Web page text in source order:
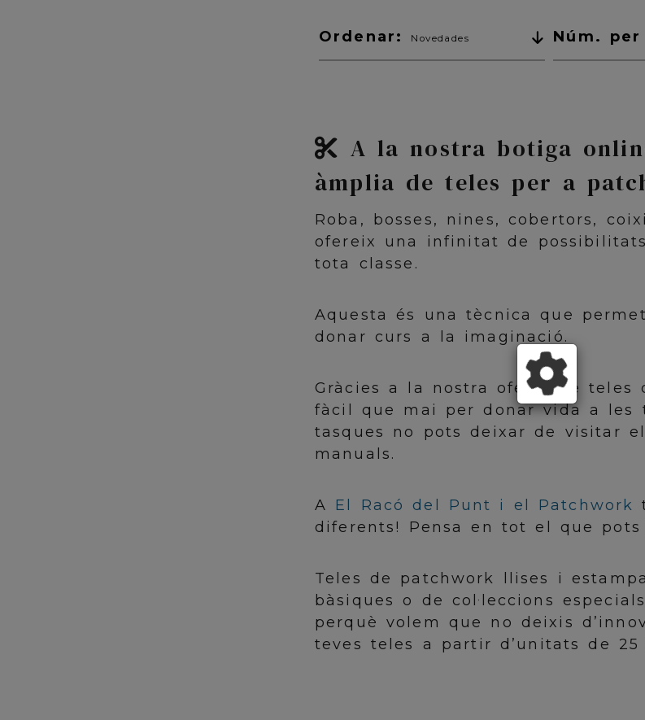
Ordenar: Novedades Núm.
A la nostra botiga
àmplia de teles per a
Roba, bosses, nines, cobertors,
ofereix una infinitat de
tota classe.
Aquesta és una tècnica que
donar curs a la imaginació.
Gràcies a la nostra oferta de teles
fàcil que mai per donar vida a les
tasques no pots deixar de visitar
manuals.
A El Racó del Punt i el Patchwork
diferents! Pensa en tot el que
Teles de patchwork llises i
bàsiques o de col·leccions
perquè volem que no deixis
teves teles a partir d’unitats de 25